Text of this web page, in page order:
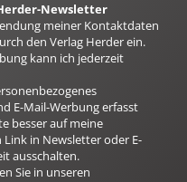
Newsletter
meiner Kontaktdaten
den Verlag Herder ein.
kann ich jederzeit
E-Mail-Werbung erfasst
besser auf meine
in Newsletter oder E-
ausschalten.
Sie in unseren